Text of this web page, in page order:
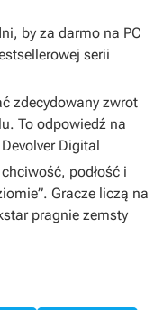
by za darmo na PC
serii
zdecydowany zwrot
To odpowiedź na
Digital
podłość i
Gracze liczą na
pragnie zemsty